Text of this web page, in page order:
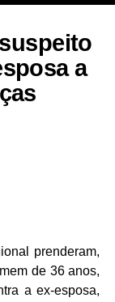
a
prenderam,
de 36 anos,
a ex-esposa,